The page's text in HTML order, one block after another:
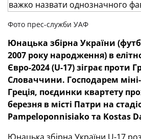
Фото прес-служби УАФ
Юнацька збірна України
2007 року народження) в
Євро-2024 (U-17) зіграє проти
Словаччини. Господарем
Греція, поєдинки квартету
березня в місті Патри на
Pampeloponnisiako та Kostas